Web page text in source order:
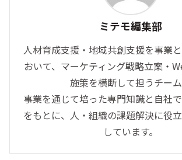
ミテモ編集部
人材育成支援・地域共創支援を事業
おいて、マーケティング戦略立案・
施策を横断して担うチーム
事業を通じて培った専門知識と自社
をもとに、人・組織の課題解決に役
しています。